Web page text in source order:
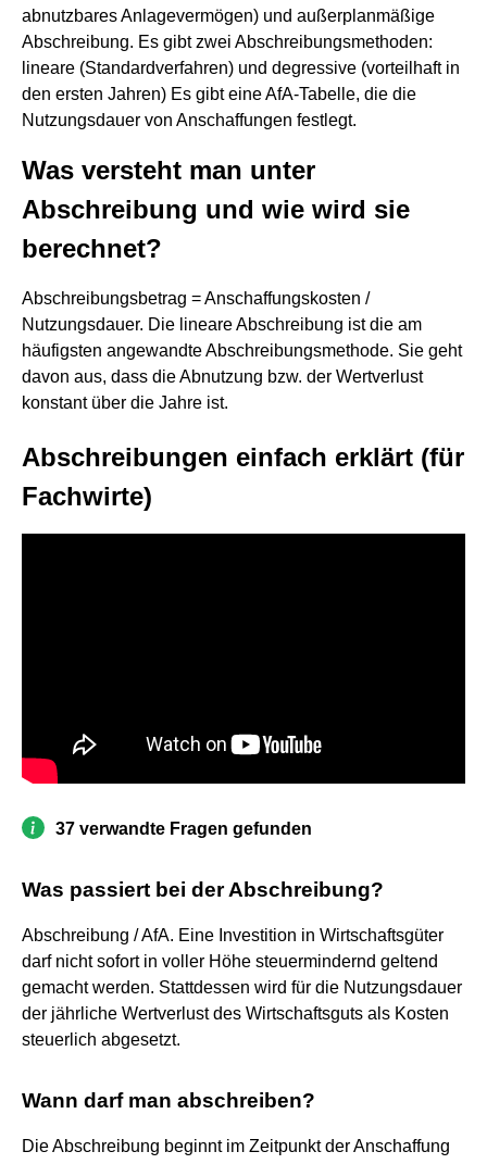
abnutzbares Anlagevermögen) und außerplanmäßige
Abschreibung. Es gibt zwei Abschreibungsmethoden:
lineare (Standardverfahren) und degressive (vorteilhaft in
den ersten Jahren) Es gibt eine AfA-Tabelle, die die
Nutzungsdauer von Anschaffungen festlegt.
Was versteht man unter
Abschreibung und wie wird sie
berechnet?
Abschreibungsbetrag = Anschaffungskosten /
Nutzungsdauer. Die lineare Abschreibung ist die am
häufigsten angewandte Abschreibungsmethode. Sie geht
davon aus, dass die Abnutzung bzw. der Wertverlust
konstant über die Jahre ist.
Abschreibungen einfach erklärt (für
Fachwirte)
37 verwandte Fragen gefunden
Was passiert bei der Abschreibung?
Abschreibung / AfA. Eine Investition in Wirtschaftsgüter
darf nicht sofort in voller Höhe steuermindernd geltend
gemacht werden. Stattdessen wird für die Nutzungsdauer
der jährliche Wertverlust des Wirtschaftsguts als Kosten
steuerlich abgesetzt.
Wann darf man abschreiben?
Die Abschreibung beginnt im Zeitpunkt der Anschaffung